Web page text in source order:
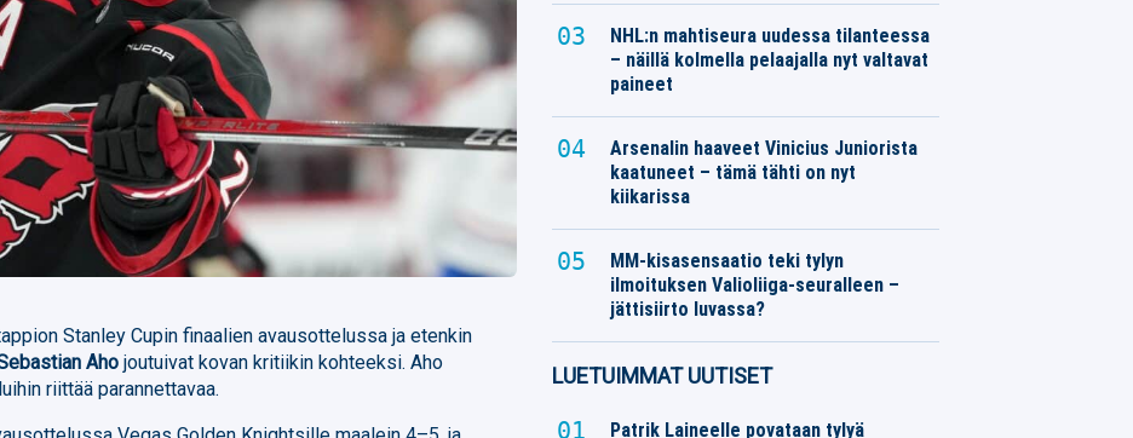
Stanley Cupin finaalien avausottelussa ja etenkin
Aho joutuivat kovan kritiikin kohteeksi. Aho
riittää parannettavaa.
NHL:n mahtiseura uudessa tilanteessa
– näillä kolmella pelaajalla nyt valtavat
paineet
Arsenalin haaveet Vinicius Juniorista
kaatuneet – tämä tähti on nyt
kiikarissa
MM-kisasensaatio teki tylyn
ilmoituksen Valioliiga-seuralleen –
jättisiirto luvassa?
LUETUIMMAT UUTISET
Patrik Laineelle povataan tylyä